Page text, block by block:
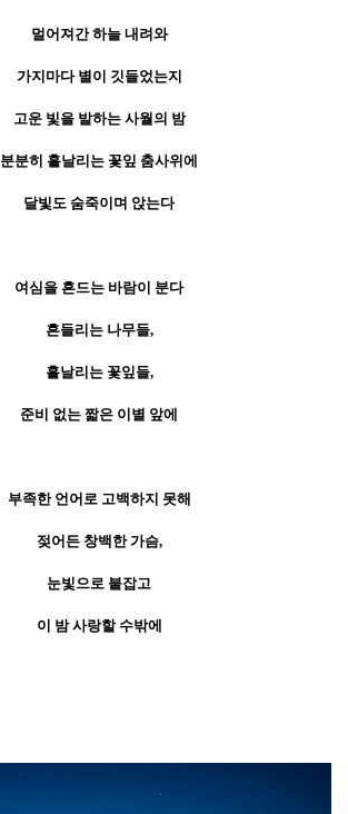
멀어져간 하늘 내려와
가지마다 별이 깃들었는지
고운 빛을 발하는 사월의 밤
분분히 흩날리는 꽃잎 춤사위에
달빛도 숨죽이며 앉는다
여심을 흔드는 바람이 분다
흔들리는 나무들,
흩날리는 꽃잎들,
준비 없는 짧은 이별 앞에
부족한 언어로 고백하지 못해
젖어든 창백한 가슴,
눈빛으로 붙잡고
이 밤 사랑할 수밖에